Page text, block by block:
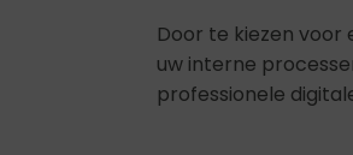
Door te kiezen voor
uw interne
professionele